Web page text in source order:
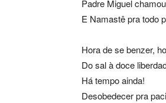
Padre Miguel
E Namastê pra todo
Hora de se benzer,
Do sal à doce
Há tempo ainda!
Desobedecer pra